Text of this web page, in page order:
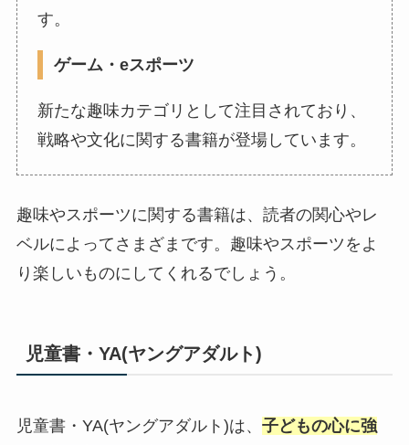
す。
ゲーム・eスポーツ
新たな趣味カテゴリとして注目されており、
戦略や文化に関する書籍が登場しています。
趣味やスポーツに関する書籍は、読者の関心やレ
ベルによってさまざまです。趣味やスポーツをよ
り楽しいものにしてくれるでしょう。
児童書・YA(ヤングアダルト)
児童書・YA(ヤングアダルト)は、 子どもの心に強